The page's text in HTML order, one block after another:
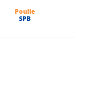
avant pour
aux exigences
1000 m selon CEI
Poulie
SPB